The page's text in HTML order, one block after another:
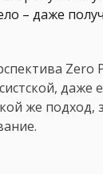
– даже
Zero
даже
же подход,